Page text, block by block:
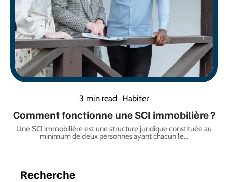
3 min read Habiter
Comment fonctionne une SCI immobilière ?
Une SCI immobilière est une structure juridique constituée au
minimum de deux personnes ayant chacun le…
Recherche